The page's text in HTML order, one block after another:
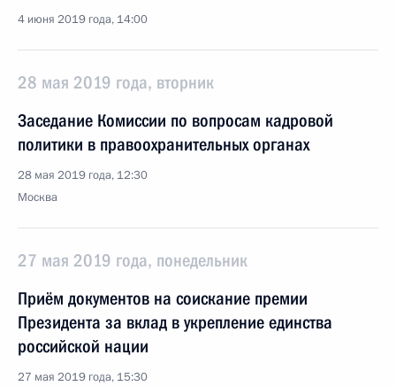
4 июня 2019 года, 14:00
28 мая 2019 года, вторник
Заседание Комиссии по вопросам кадровой
политики в правоохранительных органах
28 мая 2019 года, 12:30
Москва
27 мая 2019 года, понедельник
Приём документов на соискание премии
Президента за вклад в укрепление единства
российской нации
27 мая 2019 года, 15:30